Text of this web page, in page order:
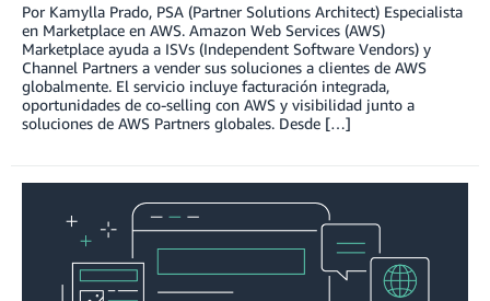
Por Kamylla Prado, PSA (Partner Solutions Architect) Especialista
en Marketplace en AWS. Amazon Web Services (AWS)
Marketplace ayuda a ISVs (Independent Software Vendors) y
Channel Partners a vender sus soluciones a clientes de AWS
globalmente. El servicio incluye facturación integrada,
oportunidades de co-selling con AWS y visibilidad junto a
soluciones de AWS Partners globales. Desde […]